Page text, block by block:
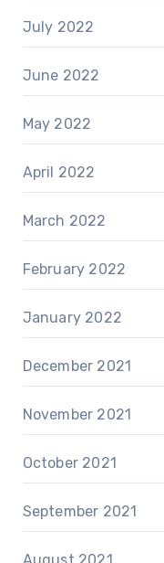
July 2022
June 2022
May 2022
April 2022
March 2022
February 2022
January 2022
December 2021
November 2021
October 2021
September 2021